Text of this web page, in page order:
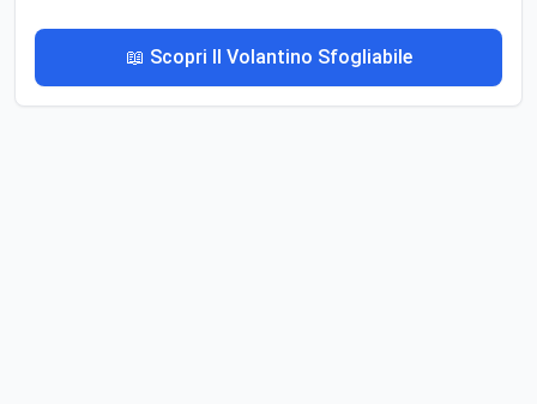
📖 Scopri Il Volantino Sfogliabile